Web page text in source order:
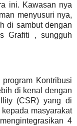
ini. Kawasan nya
menyusuri nya,
di sambut dengan
Grafiti , sungguh
Kontribusi
di kenal dengan
(CSR) yang di
masyarakat
4